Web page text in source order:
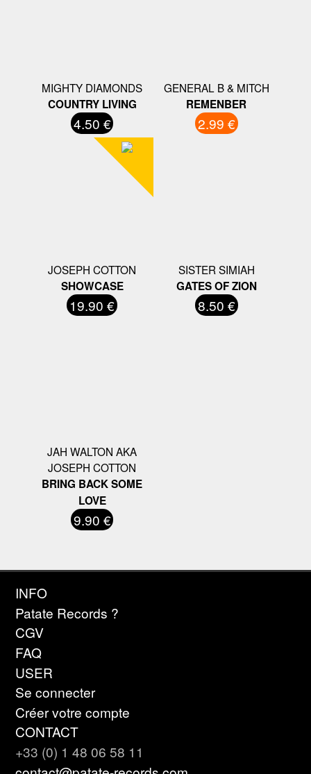
MIGHTY DIAMONDS
COUNTRY LIVING
4.50 €
GENERAL B & MITCH
REMENBER
2.99 €
JOSEPH COTTON
SHOWCASE
19.90 €
SISTER SIMIAH
GATES OF ZION
8.50 €
JAH WALTON AKA
JOSEPH COTTON
BRING BACK SOME
LOVE
9.90 €
INFO
Patate Records ?
CGV
FAQ
USER
Se connecter
Créer votre compte
CONTACT
+33 (0) 1 48 06 58 11